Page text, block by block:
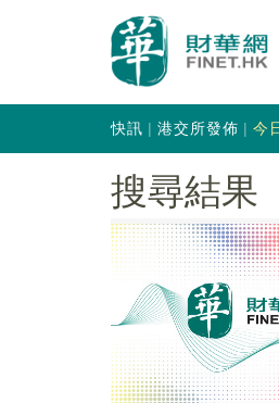
快訊 港交所發佈 今
搜尋結果